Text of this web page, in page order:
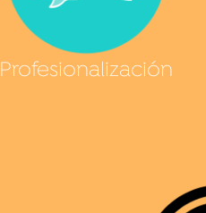
Profesionalización